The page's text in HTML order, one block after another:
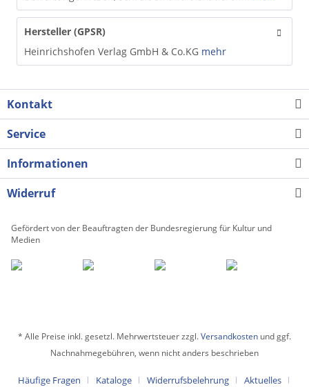
Hersteller (GPSR)
Heinrichshofen Verlag GmbH & Co.KG mehr
Kontakt
Service
Informationen
Widerruf
Gefördert von der Beauftragten der Bundesregierung für Kultur und
Medien
* Alle Preise inkl. gesetzl. Mehrwertsteuer zzgl.Versandkosten und ggf.
Nachnahmegebühren, wenn nicht anders beschrieben
Häufige Fragen Kataloge Widerrufsbelehrung Aktuelles